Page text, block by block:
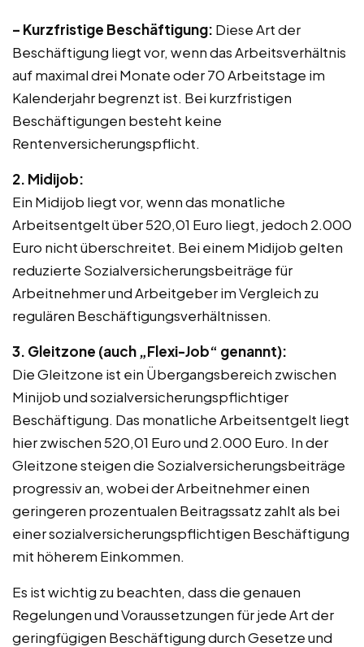
– Kurzfristige Beschäftigung: Diese Art der
Beschäftigung liegt vor, wenn das Arbeitsverhältnis
auf maximal drei Monate oder 70 Arbeitstage im
Kalenderjahr begrenzt ist. Bei kurzfristigen
Beschäftigungen besteht keine
Rentenversicherungspflicht.
2. Midijob:
Ein Midijob liegt vor, wenn das monatliche
Arbeitsentgelt über 520,01 Euro liegt, jedoch 2.000
Euro nicht überschreitet. Bei einem Midijob gelten
reduzierte Sozialversicherungsbeiträge für
Arbeitnehmer und Arbeitgeber im Vergleich zu
regulären Beschäftigungsverhältnissen.
3. Gleitzone (auch „Flexi-Job“ genannt):
Die Gleitzone ist ein Übergangsbereich zwischen
Minijob und sozialversicherungspflichtiger
Beschäftigung. Das monatliche Arbeitsentgelt liegt
hier zwischen 520,01 Euro und 2.000 Euro. In der
Gleitzone steigen die Sozialversicherungsbeiträge
progressiv an, wobei der Arbeitnehmer einen
geringeren prozentualen Beitragssatz zahlt als bei
einer sozialversicherungspflichtigen Beschäftigung
mit höherem Einkommen.
Es ist wichtig zu beachten, dass die genauen
Regelungen und Voraussetzungen für jede Art der
geringfügigen Beschäftigung durch Gesetze und